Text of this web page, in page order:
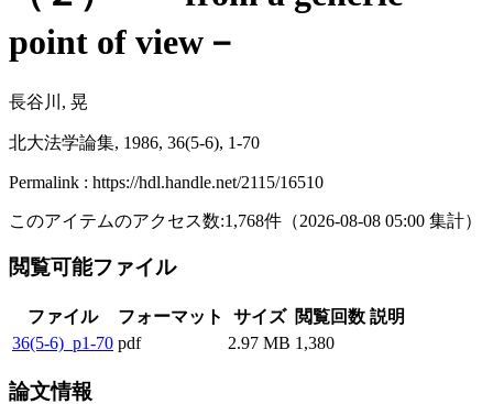
point of view－
長谷川, 晃
北大法学論集, 1986, 36(5-6), 1-70
Permalink : https://hdl.handle.net/2115/16510
このアイテムのアクセス数:1,768件 （2026-08-08 05:00 集計）
閲覧可能ファイル
ファイル フォーマット サイズ 閲覧回数 説明
36(5-6)_p1-70 pdf 2.97 MB 1,380
論文情報